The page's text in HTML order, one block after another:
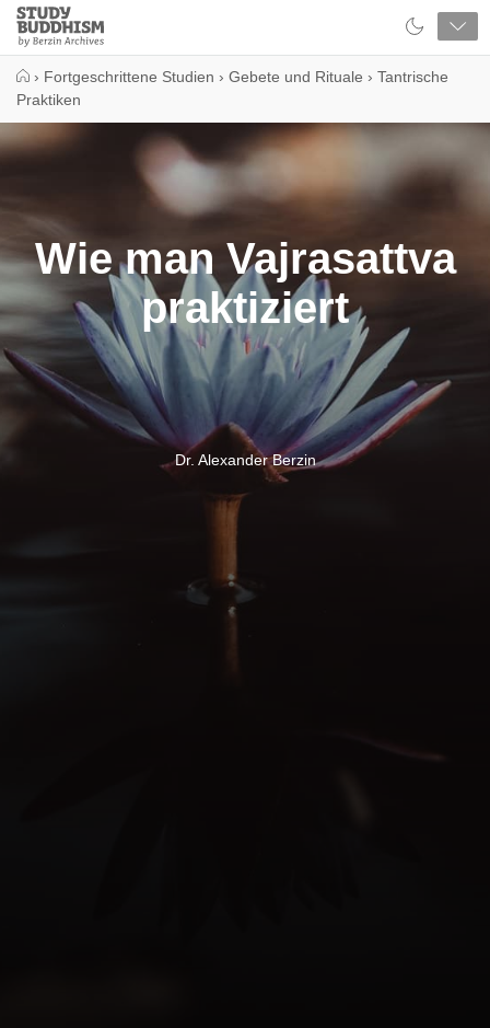
Close
Study
Buddhism
› Fortgeschrittene Studien › Gebete und Rituale › Tantrische
Praktiken
Wie man Vajrasattva
praktiziert
Dr. Alexander Berzin